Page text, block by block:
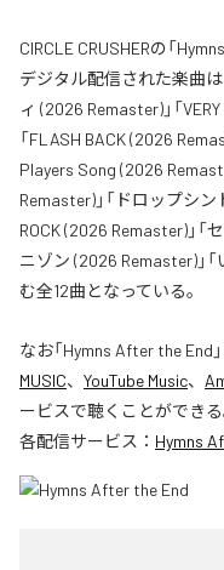
CIRCLE CRUSHERの「
デジタル配信された楽曲は
ィ (2026 Remaster)」「
「FLASH BACK (2026
Players Song (2026
Remaster)」「ドロップシン
ROCK (2026 Remaster)」「
ニゾン (2026 Remaster)」
む全12曲となっている。
なお「Hymns After the End
MUSIC、 YouTube Music、
ービスで聴くことができる
各配信サービス： Hymns